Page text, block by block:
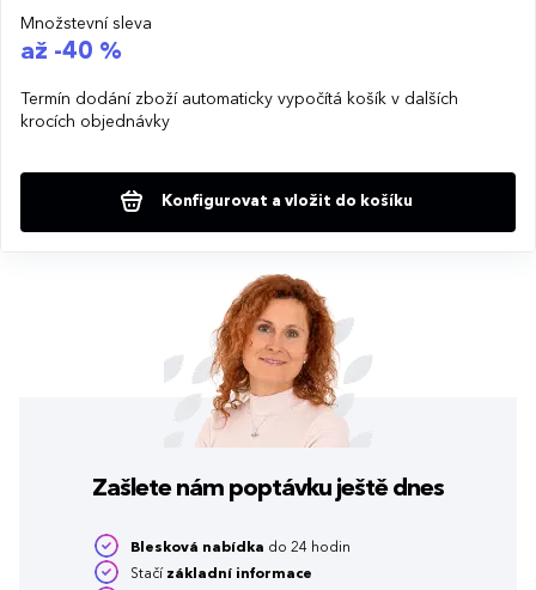
Množstevní sleva
až -40 %
Termín dodání zboží automaticky vypočítá košík v dalších
krocích objednávky
Konfigurovat a vložit do košíku
Zašlete nám poptávku ještě dnes
Blesková nabídka do 24 hodin
Stačí základní informace